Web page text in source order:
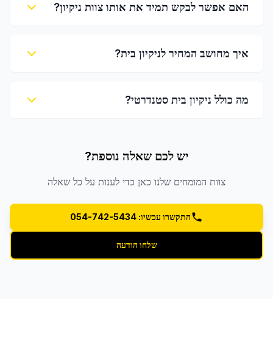
האם אפשר לבקש תמיד את אותו צוות ניקיון?
איך מחושב המחיר לניקיון בית?
מה כולל ניקיון בית סטנדרטי?
יש לכם שאלה נוספת?
צוות המומחים שלנו כאן כדי לענות על כל שאלה
התקשרו עכשיו: 054-742-5434
שלחו הודעה